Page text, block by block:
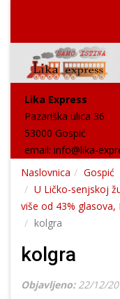
Lika Express
Pazariška ulica 36
53000 Gospić
email: info@lika-
Naslovnica
Gospić
U Ličko-senjskoj
više od 43%
kolgra
kolgra
Objavljeno: 22/12/